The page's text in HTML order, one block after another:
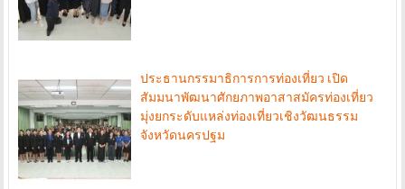
ประธานกรรมาธิการการท่องเที่ยว เปิด
สัมมนาพัฒนาศักยภาพอาสาสมัครท่องเที่ยว
มุ่งยกระดับแหล่งท่องเที่ยวเชิงวัฒนธรรม
จังหวัดนครปฐม